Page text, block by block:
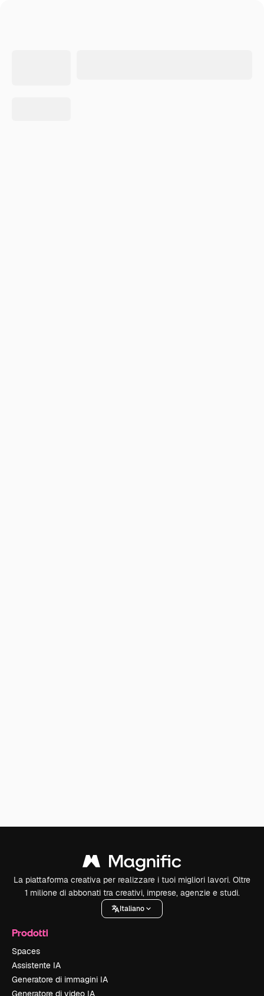
La piattaforma creativa per realizzare i tuoi migliori lavori. Oltre
1 milione di abbonati tra creativi, imprese, agenzie e studi.
Italiano
Prodotti
Spaces
Assistente IA
Generatore di immagini IA
Generatore di video IA